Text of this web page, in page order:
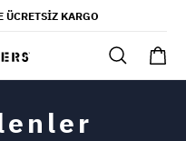
ÜCRETSIZ KARGO